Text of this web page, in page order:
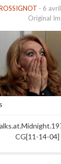
- 6
Original
CG[11-14-04]